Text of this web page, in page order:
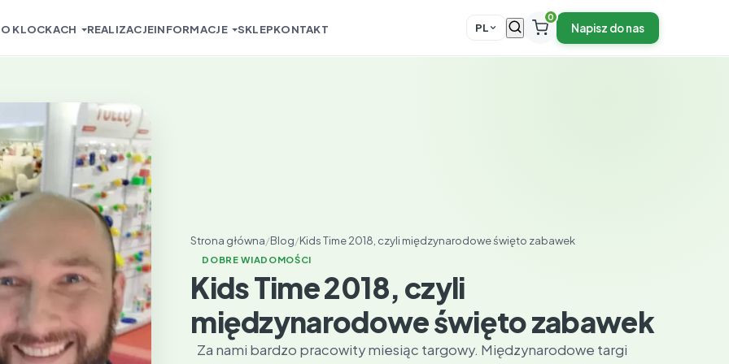
O KLOCKACH REALIZACJEINFORMACJE SKLEPKONTAKT PL
0
Napisz do nas
Strona główna/Blog/Kids Time 2018, czyli międzynarodowe święto zabawek
DOBRE WIADOMOŚCI
Kids Time 2018, czyli
międzynarodowe święto zabawek
Za nami bardzo pracowity miesiąc targowy. Międzynarodowe targi